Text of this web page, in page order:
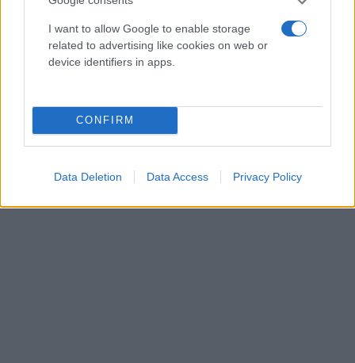
I want to allow Google to enable storage
related to advertising like cookies on web or
device identifiers in apps.
CONFIRM
Data Deletion Data Access Privacy Policy